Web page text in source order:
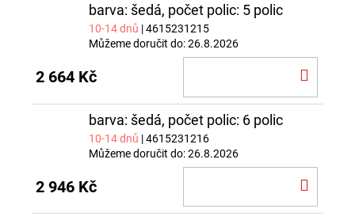
barva: šedá, počet polic: 5 polic
10-14 dnů | 4615231215
Můžeme doručit do:26.8.2026
2 664 Kč
barva: šedá, počet polic: 6 polic
10-14 dnů | 4615231216
Můžeme doručit do:26.8.2026
2 946 Kč